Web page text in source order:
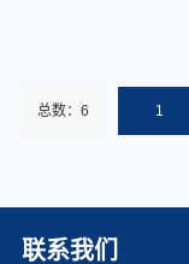
总数：6 1
联系我们